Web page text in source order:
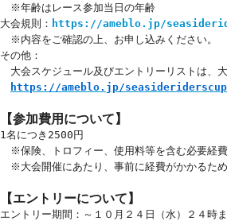
※年齢はレース参加当日の年齢
大会規則： https://ameblo.jp/
※内容をご確認の上、お申し込みください。
その他：
大会スケジュール及びエントリーリストは、
https://ameblo.jp/
【参加費用について】
1名につき2500円
※保険、トロフィー、使用料等を含む必要経
※大会開催にあたり、事前に経費がかかるた
【エントリーについて】
エントリー期間：～１０月２４ 日（水）２４時